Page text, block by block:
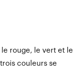
rouge, le vert et le
couleurs se